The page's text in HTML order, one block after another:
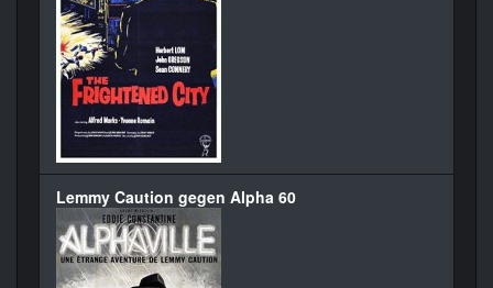
Lemmy Caution gegen Alpha 60